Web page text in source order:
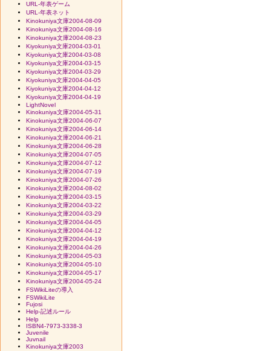
URL-年表ゲーム
URL-年表ネット
Kinokuniya文庫2004-08-09
Kinokuniya文庫2004-08-16
Kinokuniya文庫2004-08-23
Kiyokuniya文庫2004-03-01
Kiyokuniya文庫2004-03-08
Kiyokuniya文庫2004-03-15
Kiyokuniya文庫2004-03-29
Kiyokuniya文庫2004-04-05
Kiyokuniya文庫2004-04-12
Kiyokuniya文庫2004-04-19
LightNovel
Kinokuniya文庫2004-05-31
Kinokuniya文庫2004-06-07
Kinokuniya文庫2004-06-14
Kinokuniya文庫2004-06-21
Kinokuniya文庫2004-06-28
Kinokuniya文庫2004-07-05
Kinokuniya文庫2004-07-12
Kinokuniya文庫2004-07-19
Kinokuniya文庫2004-07-26
Kinokuniya文庫2004-08-02
Kinokuniya文庫2004-03-15
Kinokuniya文庫2004-03-22
Kinokuniya文庫2004-03-29
Kinokuniya文庫2004-04-05
Kinokuniya文庫2004-04-12
Kinokuniya文庫2004-04-19
Kinokuniya文庫2004-04-26
Kinokuniya文庫2004-05-03
Kinokuniya文庫2004-05-10
Kinokuniya文庫2004-05-17
Kinokuniya文庫2004-05-24
FSWikiLiteの導入
FSWikiLite
Fujosi
Help-記述ルール
Help
ISBN4-7973-3338-3
Juvenile
Juvnail
Kinokuniya文庫2003